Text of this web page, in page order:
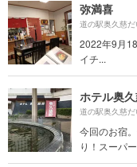
弥満喜
道の駅奥久慈
2022年9月
イチ...
ホテル奥
道の駅奥久慈
今回のお宿
り！スーパ